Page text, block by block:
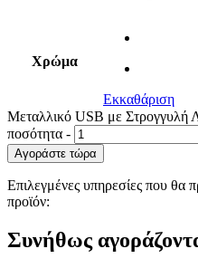
Χρώμα
Εκκαθάριση
Μεταλλικό USB με Στρογγυλή
ποσότητα -
Αγοράστε τώρα
Επιλεγμένες υπηρεσίες που θα
προϊόν:
Συνήθως